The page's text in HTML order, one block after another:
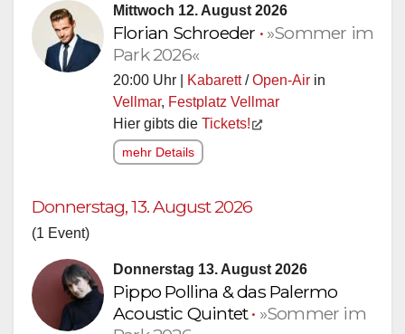
Mittwoch 12. August 2026
Florian Schroeder • »Sommer im
Park 2026«
20:00 Uhr | Kabarett/Open-Air in
Vellmar, Festplatz Vellmar
Hier gibts die Tickets!
mehr Details
Donnerstag, 13. August 2026
(1 Event)
Donnerstag 13. August 2026
Pippo Pollina & das Palermo
Acoustic Quintet• »Sommer im